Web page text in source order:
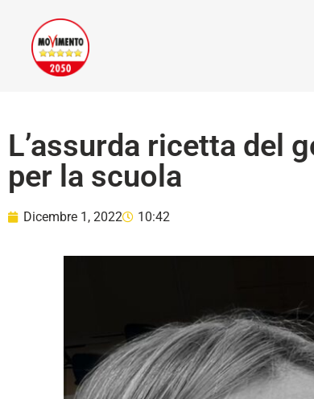
L’assurda ricetta del
per la scuola
Dicembre 1, 2022 10:42